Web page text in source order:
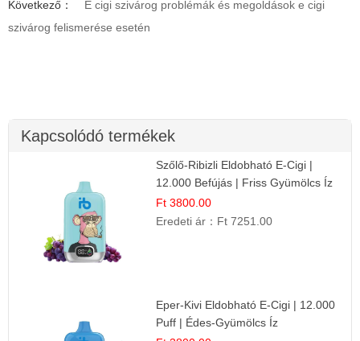
Következő：
E cigi szivárog problémák és megoldások e cigi
szivárog felismerése esetén
Kapcsolódó termékek
Szőlő-Ribizli Eldobható E-Cigi |
12.000 Befújás | Friss Gyümölcs Íz
Ft 3800.00
Eredeti ár： Ft 7251.00
Eper-Kivi Eldobható E-Cigi | 12.000
Puff | Édes-Gyümölcs Íz